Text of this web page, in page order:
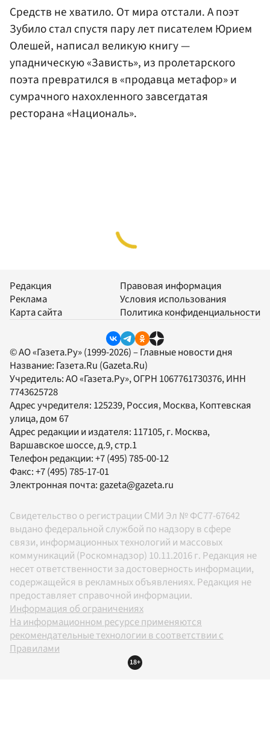
Средств не хватило. От мира отстали. А поэт
Зубило стал спустя пару лет писателем Юрием
Олешей, написал великую книгу —
упадническую «Зависть», из пролетарского
поэта превратился в «продавца метафор» и
сумрачного нахохленного завсегдатая
ресторана «Националь».
Редакция
Реклама
Карта сайта
Правовая информация
Условия использования
Политика конфиденциальности
© АО «Газета.Ру» (1999-2026) – Главные новости дня
Название: Газета.Ru (Gazeta.Ru)
Учредитель:АО «Газета.Ру», ОГРН 1067761730376, ИНН
7743625728
Адрес учредителя: 125239, Россия, Москва, Коптевская
улица, дом 67
Адрес редакции и издателя: 117105, г. Москва,
Варшавское шоссе, д.9, стр.1
Телефон редакции:+7 (495) 785-00-12
Факс:+7 (495) 785-17-01
Электронная почта:gazeta@gazeta.ru
Свидетельство о регистрации СМИ Эл № ФС77-67642
выдано федеральной службой по надзору в сфере
связи, информационных технологий и массовых
коммуникаций (Роскомнадзор) 10.11.2016 г. Редакция не
несет ответственности за достоверность информации,
содержащейся в рекламных объявлениях. Редакция не
предоставляет справочной информации.
Информация об ограничениях
На информационном ресурсе применяются
рекомендательные технологии в соответствии с
Правилами
18+